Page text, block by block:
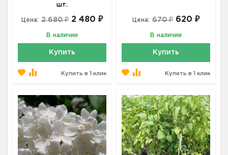
шт.
Цена: 2 680 ₽ 2 480 ₽
В наличии
Купить
Купить в 1 клик
Цена: 670 ₽ 620 ₽
В наличии
Купить
Купить в 1 клик